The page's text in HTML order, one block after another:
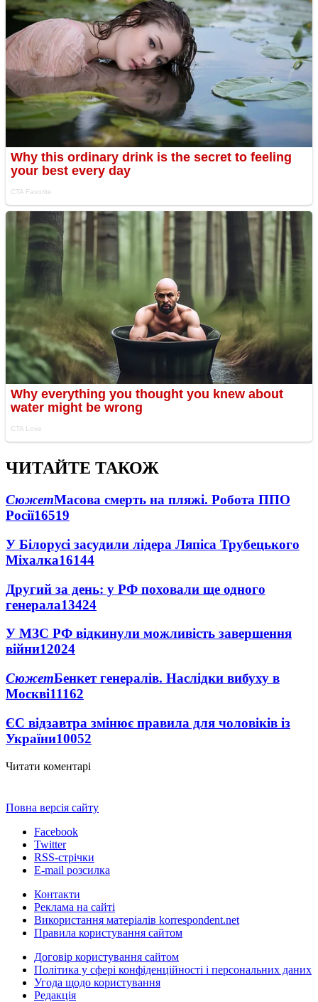
ЧИТАЙТЕ ТАКОЖ
СюжетМасова смерть на пляжі. Робота ППО
Росії16519
У Білорусі засудили лідера Ляпіса Трубецького
Міхалка16144
Другий за день: у РФ поховали ще одного
генерала13424
У МЗС РФ відкинули можливість завершення
війни12024
СюжетБенкет генералів. Наслідки вибуху в
Москві11162
ЄС відзавтра змінює правила для чоловіків із
України10052
Читати коментарі
Повна версія сайту
Facebook
Twitter
RSS-стрічки
E-mail розсилка
Контакти
Реклама на сайті
Використання матеріалів korrespondent.net
Правила користування сайтом
Договір користування сайтом
Політика у сфері конфіденційності і персональних даних
Угода щодо користування
Редакція